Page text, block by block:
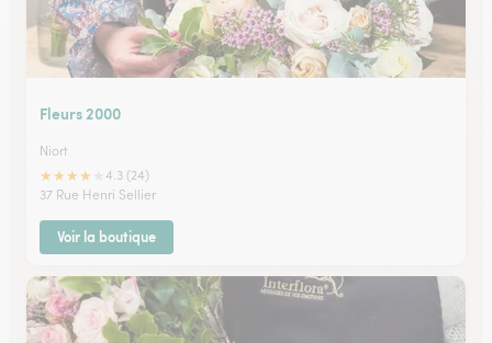
Fleurs 2000
Niort
★★★★
4.3 (24)
37 Rue Henri Sellier
Voir la boutique